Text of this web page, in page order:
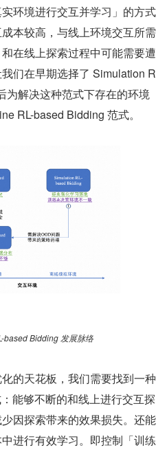
环境进行交互并学习」的方式
本较高，与线上环境交互所需
在线上探索过程中可能需要遭
们在早期选择了 Simulation R
为解决这种范式下存在的环境
RL-based Bidding 范式。
based Bidding 发展脉络
的天花板，我们需要找到一种
能够不断的和线上进行交互探
因探索带来的效果损失。还能
进行有效学习。即控制「训练